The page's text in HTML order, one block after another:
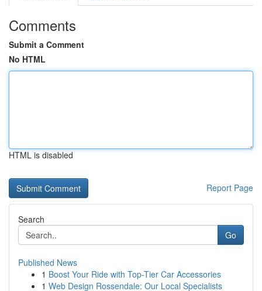
Comments
Submit a Comment
No HTML
HTML is disabled
Report Page
Search
Go
Published News
1 Boost Your Ride with Top-Tier Car Accessories
1 Web Design Rossendale: Our Local Specialists